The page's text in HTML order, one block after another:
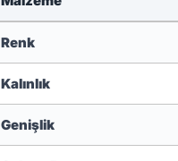
Renk
Kalınlık
Genişlik